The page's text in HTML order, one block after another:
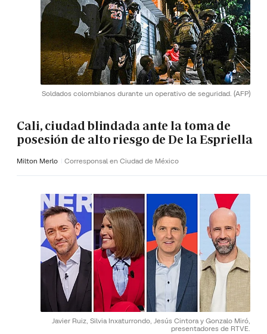
Soldados colombianos durante un operativo de seguridad. (AFP)
Cali, ciudad blindada ante la toma de
posesión de alto riesgo de De la Espriella
Milton Merlo Corresponsal en Ciudad de México
Javier Ruiz, Silvia Inxaturrondo, Jesús Cintora y Gonzalo Miró,
presentadores de RTVE.